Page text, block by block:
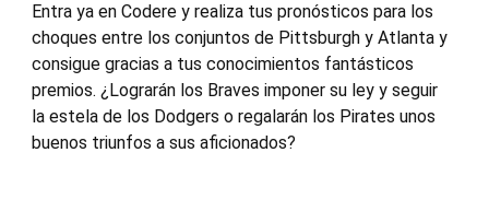
Entra ya en Codere y realiza tus pronósticos para los
choques entre los conjuntos de Pittsburgh y Atlanta y
consigue gracias a tus conocimientos fantásticos
premios. ¿Lograrán los Braves imponer su ley y seguir
la estela de los Dodgers o regalarán los Pirates unos
buenos triunfos a sus aficionados?